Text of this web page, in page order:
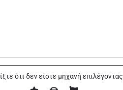
ότι δεν είστε μηχανή επιλέγοντας